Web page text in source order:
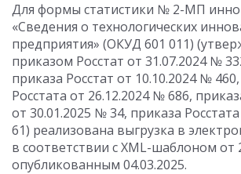
Для формы статистики № 2-МП
«Сведения о технологических
предприятия» (ОКУД 601 011)
приказом Росстат от 31.07.2024№
приказа Росстат от 10.10.2024№ 460,
Росстата от 26.12.2024№ 686,
от 30.01.2025 № 34, приказа Росстата
61) реализована выгрузка в
в соответствии с XML-шаблоном от
опубликованным 04.03.2025.